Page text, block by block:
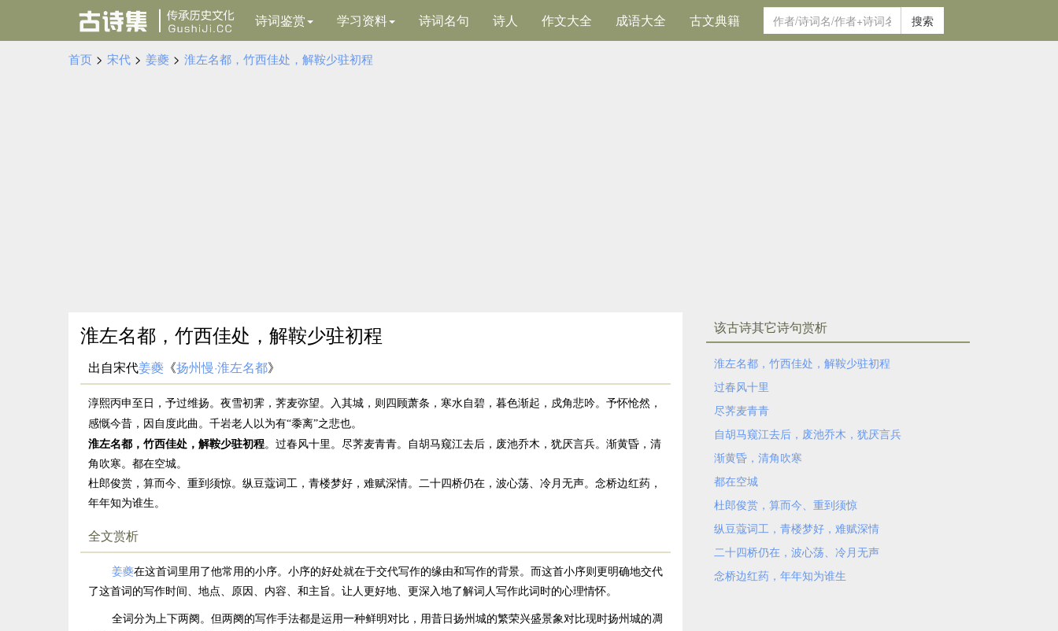
诗词鉴赏 学习资料 诗词名句 诗人 作文大全 成语大全 古文典籍 搜索
首页 > 宋代 > 姜夔 > 淮左名都，竹西佳处，解鞍少驻初程
淮左名都，竹西佳处，解鞍少驻初程
出自宋代姜夔 《扬州慢·淮左名都》
淳熙丙申至日，予过维扬。夜雪初霁，荠麦弥望。入其城，则四顾萧条，寒水自碧，暮色渐起，戍角悲吟。予怀怆然，
感慨今昔，因自度此曲。千岩老人以为有“黍离”之悲也。
淮左名都，竹西佳处，解鞍少驻初程。过春风十里。尽荠麦青青。自胡马窥江去后，废池乔木，犹厌言兵。渐黄昏，清
角吹寒。都在空城。
杜郎俊赏，算而今、重到须惊。纵豆蔻词工，青楼梦好，难赋深情。二十四桥仍在，波心荡、冷月无声。念桥边红药，
年年知为谁生。
全文赏析
姜夔在这首词里用了他常用的小序。小序的好处就在于交代写作的缘由和写作的背景。而这首小序则更明确地交代
了这首词的写作时间、地点、原因、内容、和主旨。让人更好地、更深入地了解词人写作此词时的心理情怀。
全词分为上下两阕。但两阕的写作手法都是运用一种鲜明对比，用昔日扬州城的繁荣兴盛景象对比现时扬州城的凋
该古诗其它诗句赏析
淮左名都，竹西佳处，解鞍少驻初程
过春风十里
尽荠麦青青
自胡马窥江去后，废池乔木，犹厌言兵
渐黄昏，清角吹寒
都在空城
杜郎俊赏，算而今、重到须惊
纵豆蔻词工，青楼梦好，难赋深情
二十四桥仍在，波心荡、冷月无声
念桥边红药，年年知为谁生